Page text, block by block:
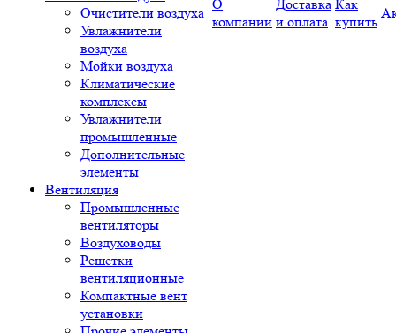
Очистители воздуха
Увлажнители
воздуха
Мойки воздуха
Климатические
комплексы
Увлажнители
промышленные
Дополнительные
элементы
Вентиляция
Промышленные
вентиляторы
Воздуховоды
Решетки
вентиляционные
Компактные вент
установки
О
компании
Доставка
и оплата
Как
купить